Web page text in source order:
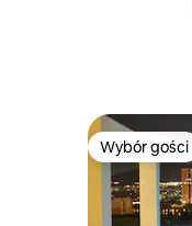
Wybór gości
Wybór gości